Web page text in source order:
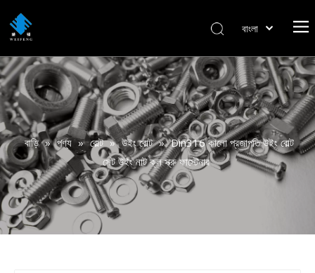
বাংলা
Italiano
Deutsch
Português
Español
Pусский
Français
বাড়ি » পণ্য » বোল্ট » উইং বোল্ট » Din316 কালো প্রজাপতি উইং বোল্ট
সেট উইং নাট ক্ল স্ক্রু ফাস্টেনার